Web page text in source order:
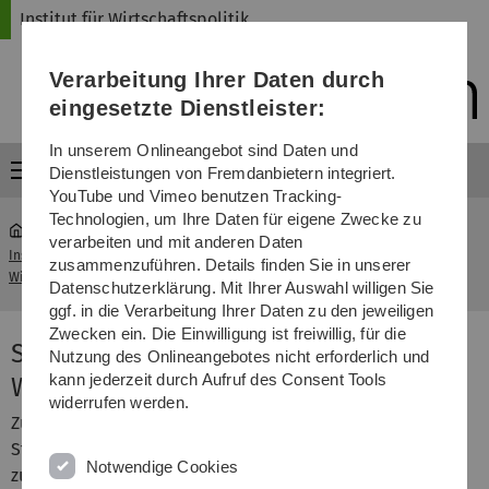
Direkt
Direkt
Direkt
(Sprache,
Drucken,
Media)
Direkt
Direkt
Institut für Wirtschaftspolitik
Menü
Institut für
Wirtschaftspolitik
...
Seminar "Empirische
Wirtschaftsforschung"
Zum Seminar "Empirische Wirtschaftsforschung" sind
Studierende im Bachelor- und Masterstudiengang
zugelassen. Es wird in Form einer Anfertigung einer
Verarbeitung Ihrer Daten durch
eingesetzte Dienstleister:
In unserem Onlineangebot sind Daten und
Dienstleistungen von Fremdanbietern integriert.
YouTube und Vimeo benutzen Tracking-
Technologien, um Ihre Daten für eigene Zwecke zu
verarbeiten und mit anderen Daten
zusammenzuführen. Details finden Sie in unserer
Datenschutzerklärung. Mit Ihrer Auswahl willigen Sie
ggf. in die Verarbeitung Ihrer Daten zu den jeweiligen
Zwecken ein. Die Einwilligung ist freiwillig, für die
Nutzung des Onlineangebotes nicht erforderlich und
kann jederzeit durch Aufruf des Consent Tools
widerrufen werden.
Notwendige Cookies